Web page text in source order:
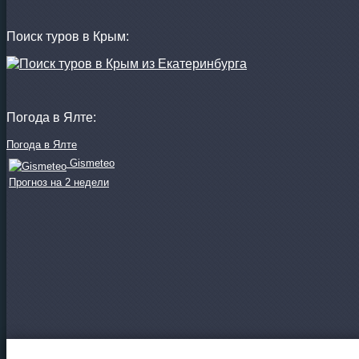
Поиск туров в Крым:
Погода в Ялте:
Погода в Ялте
Gismeteo
Прогноз на 2 недели